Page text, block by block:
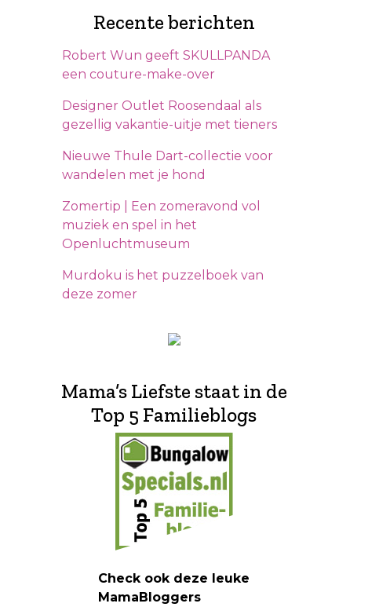
Recente berichten
Robert Wun geeft SKULLPANDA
een couture-make-over
Designer Outlet Roosendaal als
gezellig vakantie-uitje met tieners
Nieuwe Thule Dart-collectie voor
wandelen met je hond
Zomertip | Een zomeravond vol
muziek en spel in het
Openluchtmuseum
Murdoku is het puzzelboek van
deze zomer
Mama’s Liefste staat in de
Top 5 Familieblogs
Check ook deze leuke
MamaBloggers